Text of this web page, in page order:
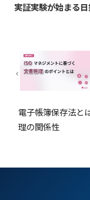
実証実験が始まる
電子帳簿保存法と
理の関係性